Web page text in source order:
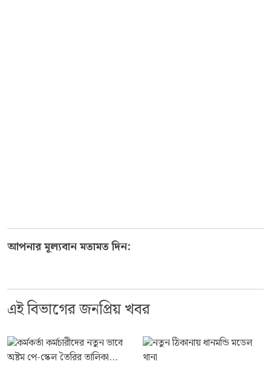
আপনার মূল্যবান মতামত দিন:
এই বিভাগের জনপ্রিয় খবর